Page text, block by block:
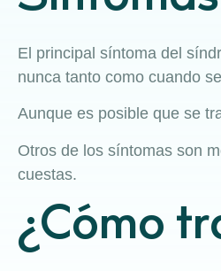
El principal síntoma del
nunca tanto como cuando
Aunque es posible que se
Otros de los síntomas son
cuestas.
¿Cómo